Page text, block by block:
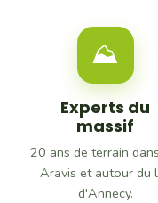
⛰
Experts du
massif
20 ans de terrain
Aravis et autour du
d'Annecy.